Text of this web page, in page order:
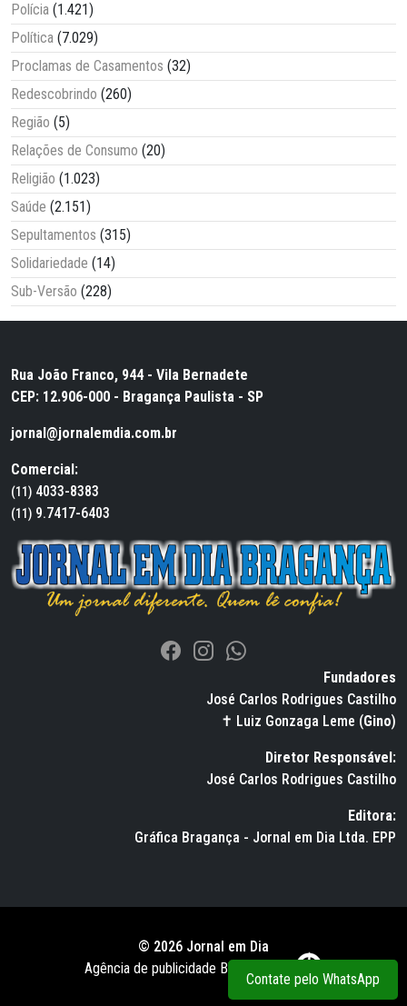
Polícia (1.421)
Política (7.029)
Proclamas de Casamentos (32)
Redescobrindo (260)
Região (5)
Relações de Consumo (20)
Religião (1.023)
Saúde (2.151)
Sepultamentos (315)
Solidariedade (14)
Sub-Versão (228)
Rua João Franco, 944 - Vila Bernadete
CEP: 12.906-000 - Bragança Paulista - SP
jornal@jornalemdia.com.br
Comercial:
(11) 4033-8383
(11) 9.7417-6403
Fundadores
José Carlos Rodrigues Castilho
✝ Luiz Gonzaga Leme (Gino)
Diretor Responsável:
José Carlos Rodrigues Castilho
Editora:
Gráfica Bragança - Jornal em Dia Ltda. EPP
© 2026 Jornal em Dia
Agência de publicidade BWS RUSSO
Contate pelo WhatsApp